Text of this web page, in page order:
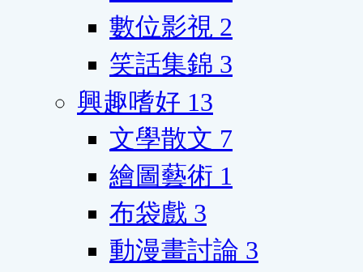
數位影視 2
笑話集錦 3
興趣嗜好 13
文學散文 7
繪圖藝術 1
布袋戲 3
動漫畫討論 3